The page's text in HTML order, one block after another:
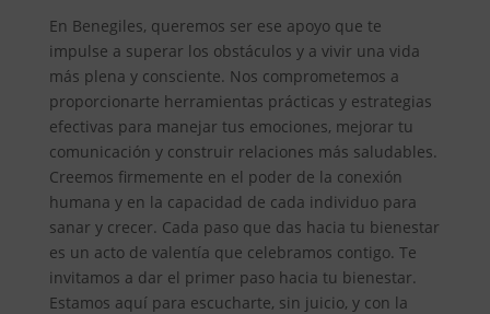
En Benegiles, queremos ser ese apoyo que te
impulse a superar los obstáculos y a vivir una vida
más plena y consciente. Nos comprometemos a
proporcionarte herramientas prácticas y estrategias
efectivas para manejar tus emociones, mejorar tu
comunicación y construir relaciones más saludables.
Creemos firmemente en el poder de la conexión
humana y en la capacidad de cada individuo para
sanar y crecer. Cada paso que das hacia tu bienestar
es un acto de valentía que celebramos contigo. Te
invitamos a dar el primer paso hacia tu bienestar.
Estamos aquí para escucharte, sin juicio, y con la